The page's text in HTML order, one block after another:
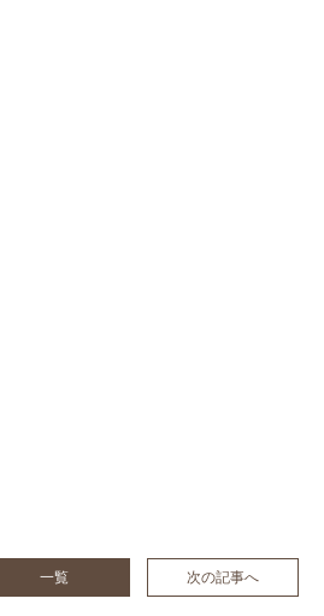
一覧 次の記事へ